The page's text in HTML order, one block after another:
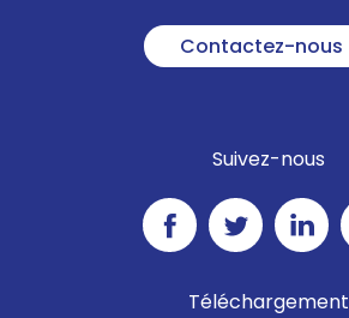
Contactez-nous
Suivez-nous
Téléchargement